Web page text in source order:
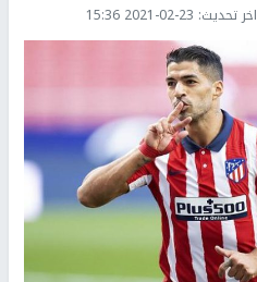
اخر تحديث: 2021-02-23 15:36